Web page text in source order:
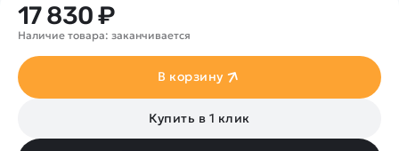
17 830 ₽
Наличие товара: заканчивается
В корзину
Купить в 1 клик